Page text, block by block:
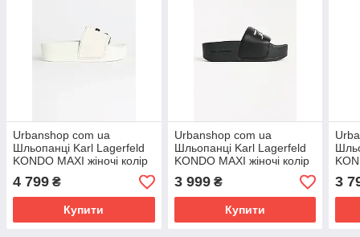
Urbanshop com ua
Шльопанці Karl Lagerfeld
KONDO MAXI жіночі колір
білий на платформі
KL80805A РОЗМІРИ
4 799 ₴
Купити
Urbanshop com ua
Шльопанці Karl Lagerfeld
KONDO MAXI жіночі колір
чорний на платформі
KL80872 РОЗМІРИ
3 999₴
Купити
3